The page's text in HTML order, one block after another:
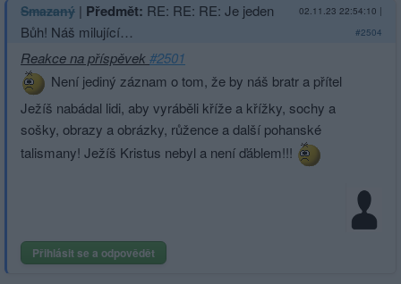
Smazaný | Předmět: RE: RE: RE: Je jeden
Bůh! Náš milující…
02.11.23 22:54:10 |
#2504
Reakce na příspěvek#2501
Není jediný záznam o tom, že by náš bratr a přítel
Ježíš nabádal lidi, aby vyráběli kříže a křížky, sochy a
sošky, obrazy a obrázky, růžence a další pohanské
talismany! Ježíš Kristus nebyl a není ďáblem!!!
Přihlásit se a odpovědět